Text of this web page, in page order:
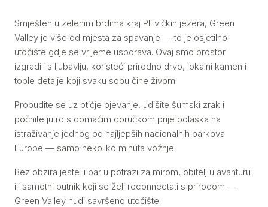
Smješten u zelenim brdima kraj Plitvičkih jezera, Green
Valley je više od mjesta za spavanje — to je osjetilno
utočište gdje se vrijeme usporava. Ovaj smo prostor
izgradili s ljubavlju, koristeći prirodno drvo, lokalni kamen i
tople detalje koji svaku sobu čine živom.
Probudite se uz ptičje pjevanje, udišite šumski zrak i
počnite jutro s domaćim doručkom prije polaska na
istraživanje jednog od najljepših nacionalnih parkova
Europe — samo nekoliko minuta vožnje.
Bez obzira jeste li par u potrazi za mirom, obitelj u avanturu
ili samotni putnik koji se želi reconnectati s prirodom —
Green Valley nudi savršeno utočište.